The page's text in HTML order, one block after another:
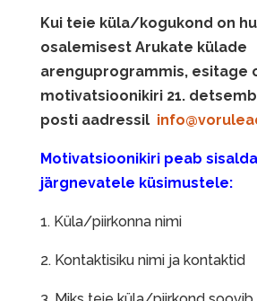
Kui teie küla/kogukond on
osalemisest Arukate külade
arenguprogrammis, esitage
motivatsioonikiri 21.
posti aadressil
Motivatsioonikiri peab
järgnevatele küsimustele:
1. Küla/piirkonna nimi
2. Kontaktisiku nimi ja kontaktid